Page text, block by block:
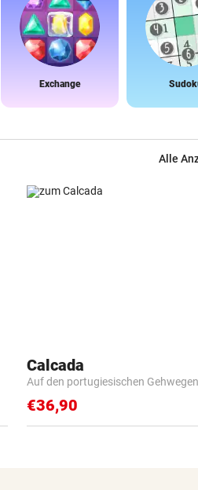
Exchange
Alle
Calcada
Auf den portugiesischen Gehwegen
€36,90